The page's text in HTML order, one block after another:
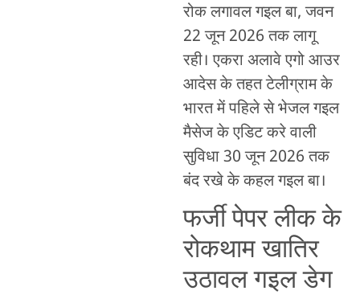
रोक लगावल गइल बा, जवन
22 जून 2026 तक लागू
रही। एकरा अलावे एगो आउर
आदेस के तहत टेलीग्राम के
भारत में पहिले से भेजल गइल
मैसेज के एडिट करे वाली
सुविधा 30 जून 2026 तक
बंद रखे के कहल गइल बा।
फर्जी पेपर लीक के
रोकथाम खातिर
उठावल गइल डेग